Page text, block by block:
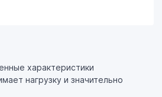
характеристики
нагрузку и значительно